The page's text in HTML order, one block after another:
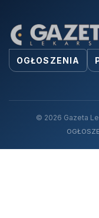
OGŁOSZENIA
© 2026 Gazeta